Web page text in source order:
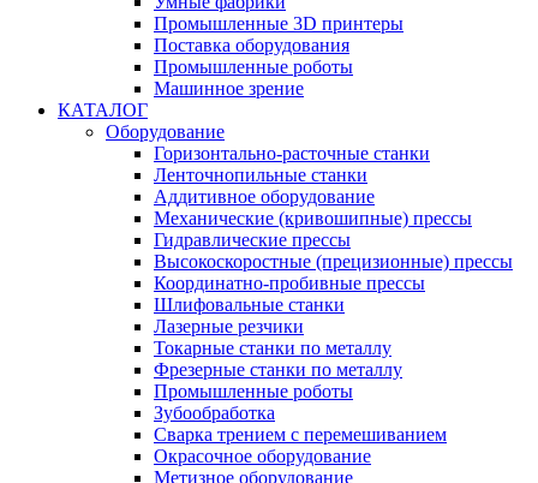
Промышленные 3D принтеры
Поставка оборудования
Промышленные роботы
Машинное зрение
КАТАЛОГ
Оборудование
Горизонтально-расточные станки
Ленточнопильные станки
Аддитивное оборудование
Механические (кривошипные) прессы
Гидравлические прессы
Высокоскоростные (прецизионные) прессы
Координатно-пробивные прессы
Шлифовальные станки
Лазерные резчики
Токарные станки по металлу
Фрезерные станки по металлу
Промышленные роботы
Зубообработка
Сварка трением с перемешиванием
Окрасочное оборудование
Метизное оборудование